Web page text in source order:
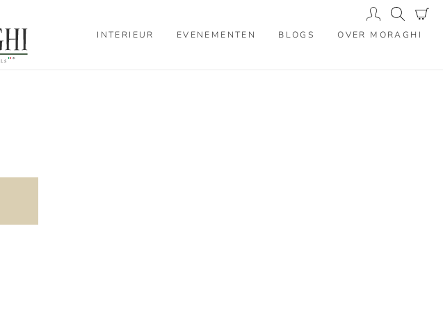
INTERIEUR EVENEMENTEN BLOGS OVER MORAGHI